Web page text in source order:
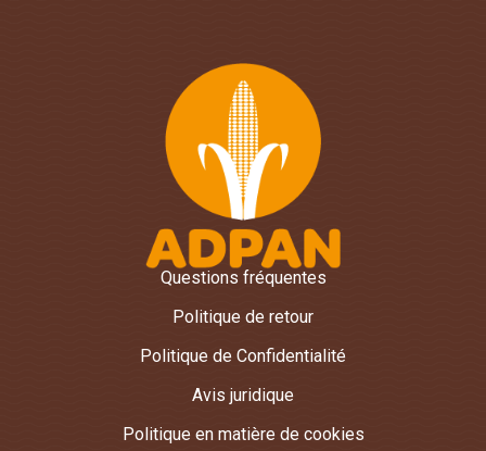
Questions fréquentes
Politique de retour
Politique de Confidentialité
Avis juridique
Politique en matière de cookies